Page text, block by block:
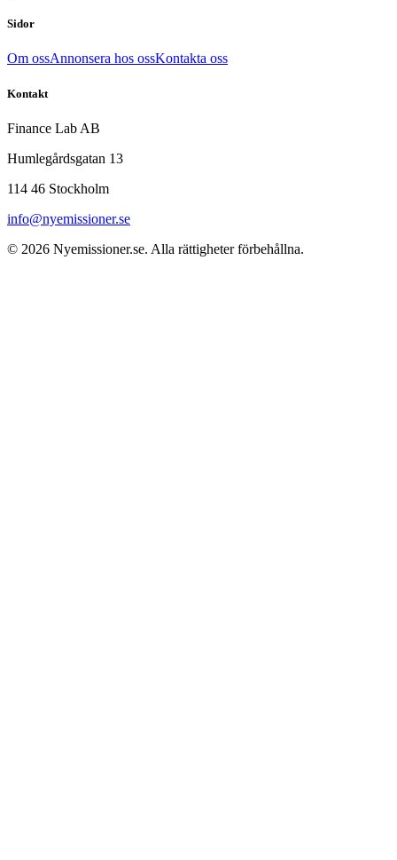
Sidor
Om ossAnnonsera hos ossKontakta oss
Kontakt
Finance Lab AB
Humlegårdsgatan 13
114 46 Stockholm
info@nyemissioner.se
© 2026 Nyemissioner.se. Alla rättigheter förbehållna.